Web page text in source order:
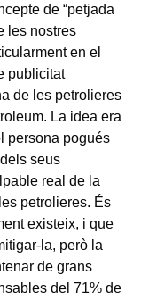
de “petjada
les nostres
en el
publicitat
de les petrolieres
La idea era
persona pogués
seus
real de la
petrolieres. És
existeix, i que
la, però la
de grans
del 71% de